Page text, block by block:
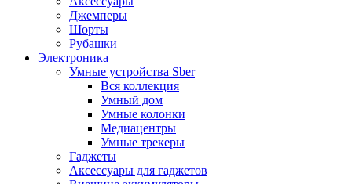
Джемперы
Шорты
Рубашки
Электроника
Умные устройства Sber
Вся коллекция
Умный дом
Умные колонки
Медиацентры
Умные трекеры
Гаджеты
Аксессуары для гаджетов